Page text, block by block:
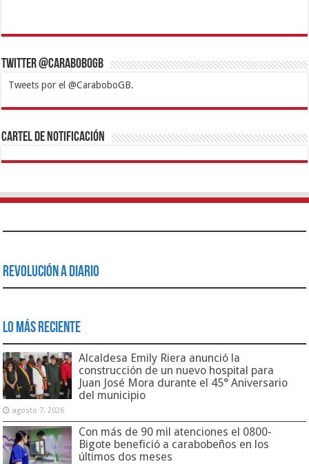
Twitter @CaraboboGB
Tweets por el @CaraboboGB.
1xbetBetturkeyBetistKralbetSupertotobetTipobetMatadorbetMariobet
https://mvbcasino.com/
Cartel de Notificación
Revolución a Diario
Lo Más Reciente
Alcaldesa Emily Riera anunció la
construcción de un nuevo hospital para
Juan José Mora durante el 45° Aniversario
del municipio
agosto 7, 2026
Con más de 90 mil atenciones el 0800-
Bigote benefició a carabobeños en los
últimos dos meses